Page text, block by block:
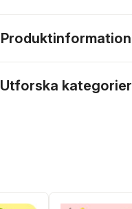
Produktinformation
Utforska kategorier